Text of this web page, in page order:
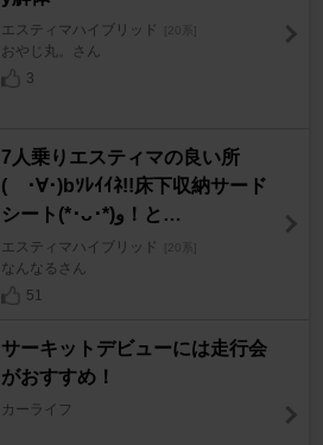
エスティマハイブリッド [20系]
おやじ丸。さん
3
7人乗りエスティマの良い所
( ･∀･)bｿﾚｲｲﾈ!!床下収納サード
シート(*･ᴗ･*)و！と…
エスティマハイブリッド [20系]
なんなるさん
51
サーキットデビューには走行会
がおすすめ！
カーライフ